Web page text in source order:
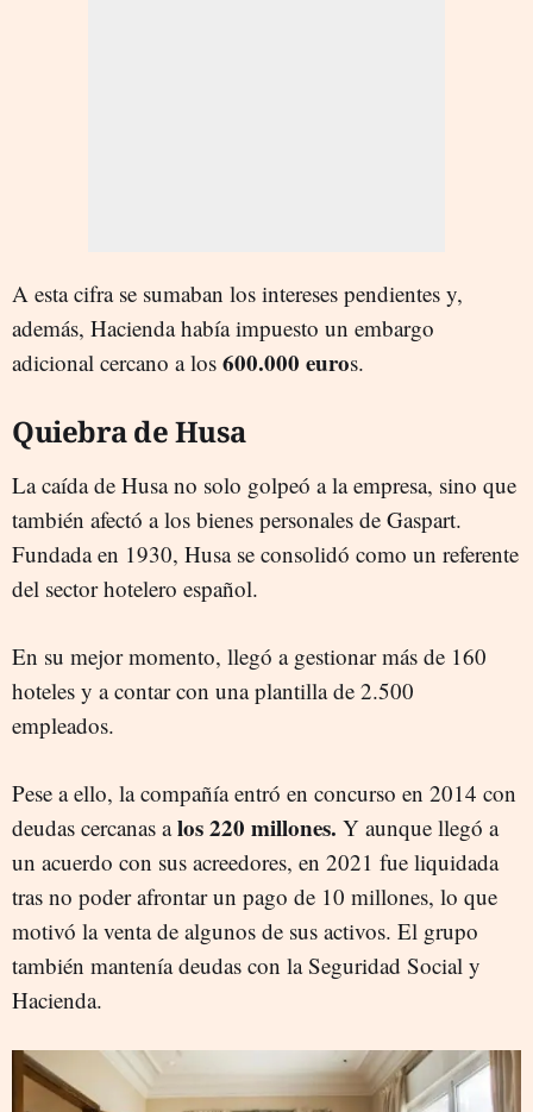
A esta cifra se sumaban los intereses pendientes y,
además, Hacienda había impuesto un embargo
adicional cercano a los 600.000 euros.
Quiebra de Husa
La caída de Husa no solo golpeó a la empresa, sino que
también afectó a los bienes personales de Gaspart.
Fundada en 1930, Husa se consolidó como un referente
del sector hotelero español.
En su mejor momento, llegó a gestionar más de 160
hoteles y a contar con una plantilla de 2.500
empleados.
Pese a ello, la compañía entró en concurso en 2014 con
deudas cercanas alos 220 millones. Y aunque llegó a
un acuerdo con sus acreedores, en 2021 fue liquidada
tras no poder afrontar un pago de 10 millones, lo que
motivó la venta de algunos de sus activos. El grupo
también mantenía deudas con la Seguridad Social y
Hacienda.